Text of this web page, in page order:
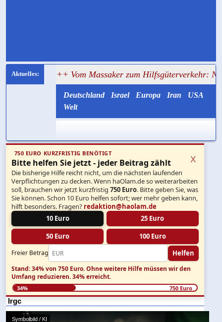
+++ Vom Massaker zum Hilfsgüterverkehr: Nukhba-
Deutschland Israel Europa Iran
USA
Welt
750 EURO KURZFRISTIG BENÖTIGT
Bitte helfen Sie jetzt - jeder Beitrag zählt
Die bisherige Hilfe reicht nicht, um die nächsten laufenden
Verpflichtungen zu decken. Wenn haOlam.de so weiterarbeiten
soll, brauchen wir jetzt kurzfristig750 Euro. Bitte geben Sie, was
Sie können. Schon 10 Euro helfen sofort; wer mehr geben kann,
hilft besonders. Fragen? redaktion@haolam.de
10 Euro
25 Euro
50 Euro 100 Euro
Freier Betrag Helfen
x
Stand: 34% von 750 Euro.Ohne weitere Hilfe müssen wir den
Umfang reduzieren.34% erreicht.
34% 750 Euro
Irgc
Symbolbild / KI